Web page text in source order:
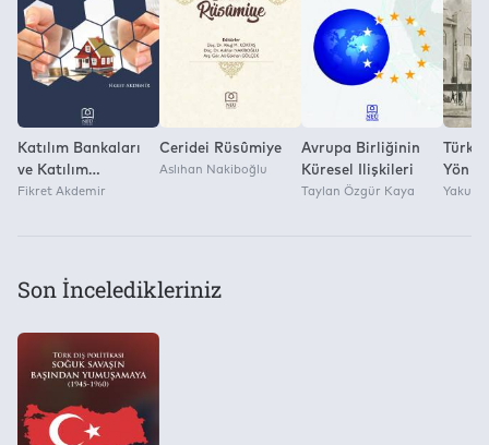
Yok
Katılım Bankaları
ve Katılım
Fonlarının
Fikret Akdemir
Ceridei Rüsûmiye
Aslıhan Nakiboğlu
Avrupa Birliğinin
Küresel Ilişkileri
Taylan Özgür Kaya
Türk
Yön
Yakup
Son İnceledikleriniz